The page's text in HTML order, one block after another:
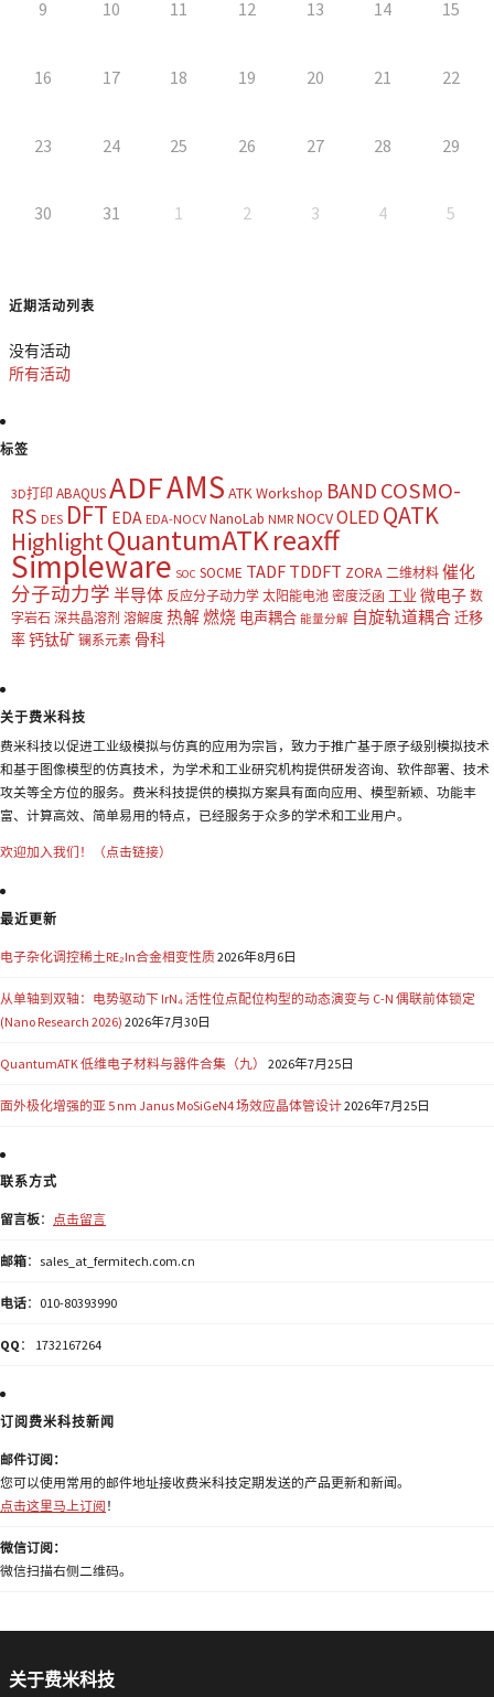
9 10 11 12 13 14 15
16 17 18 19 20 21 22
23 24 25 26 27 28 29
30 31 1 2 3 4 5
近期活动列表
没有活动
所有活动
标签
3D打印 ABAQUSADFAMS ATK Workshop BAND COSMO-
RS DES DFT EDA EDA-NOCV NanoLab NMR NOCVOLED QATK
HighlightQuantumATKreaxff
Simpleware SOC SOCME TADF TDDFT ZORA 二维材料 催化
分子动力学 半导体 反应分子动力学 太阳能电池 密度泛函 工业 微电子 数
字岩石 深共晶溶剂 溶解度 热解燃烧 电声耦合 能量分解 自旋轨道耦合迁移
率钙钛矿 镧系元素 骨科
关于费米科技
费米科技以促进工业级模拟与仿真的应用为宗旨，致力于推广基于原子级别模拟技术
和基于图像模型的仿真技术，为学术和工业研究机构提供研发咨询、软件部署、技术
攻关等全方位的服务。费米科技提供的模拟方案具有面向应用、模型新颖、功能丰
富、计算高效、简单易用的特点，已经服务于众多的学术和工业用户。
欢迎加入我们！（点击链接）
最近更新
电子杂化调控稀土RE₂In合金相变性质2026年8月6日
从单轴到双轴：电势驱动下 IrN₄ 活性位点配位构型的动态演变与 C-N 偶联前体锁定
(Nano Research 2026) 2026年7月30日
QuantumATK 低维电子材料与器件合集（九） 2026年7月25日
面外极化增强的亚 5 nm Janus MoSiGeN4 场效应晶体管设计2026年7月25日
联系方式
留言板： 点击留言
邮箱：sales_at_fermitech.com.cn
电话：010-80393990
QQ ： 1732167264
订阅费米科技新闻
邮件订阅：
您可以使用常用的邮件地址接收费米科技定期发送的产品更新和新闻。
点击这里马上订阅 ！
微信订阅：
微信扫描右侧二维码。
关于费米科技